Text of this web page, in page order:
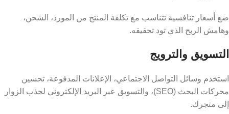
ضع أسعار تنافسية تتناسب مع تكلفة المنتج من المورد، الشحن،
وهامش الربح الذي تود تحقيقه.
التسويق والترويج
استخدم وسائل التواصل الاجتماعي، الإعلانات المدفوعة، تحسين
محركات البحث (SEO)، والتسويق عبر البريد الإلكتروني لجذب الزوار
إلى متجرك.